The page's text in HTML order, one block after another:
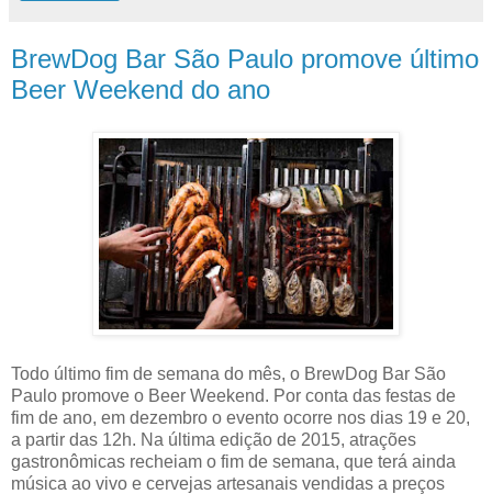
BrewDog Bar São Paulo promove último
Beer Weekend do ano
Todo último fim de semana do mês, o BrewDog Bar São
Paulo promove o Beer Weekend. Por conta das festas de
fim de ano, em dezembro o evento ocorre nos dias 19 e 20,
a partir das 12h. Na última edição de 2015, atrações
gastronômicas recheiam o fim de semana, que terá ainda
música ao vivo e cervejas artesanais vendidas a preços